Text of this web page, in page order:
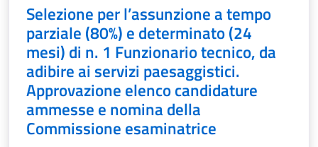
Selezione per l’assunzione a tempo
parziale (80%) e determinato (24
mesi) di n. 1 Funzionario tecnico, da
adibire ai servizi paesaggistici.
Approvazione elenco candidature
ammesse e nomina della
Commissione esaminatrice